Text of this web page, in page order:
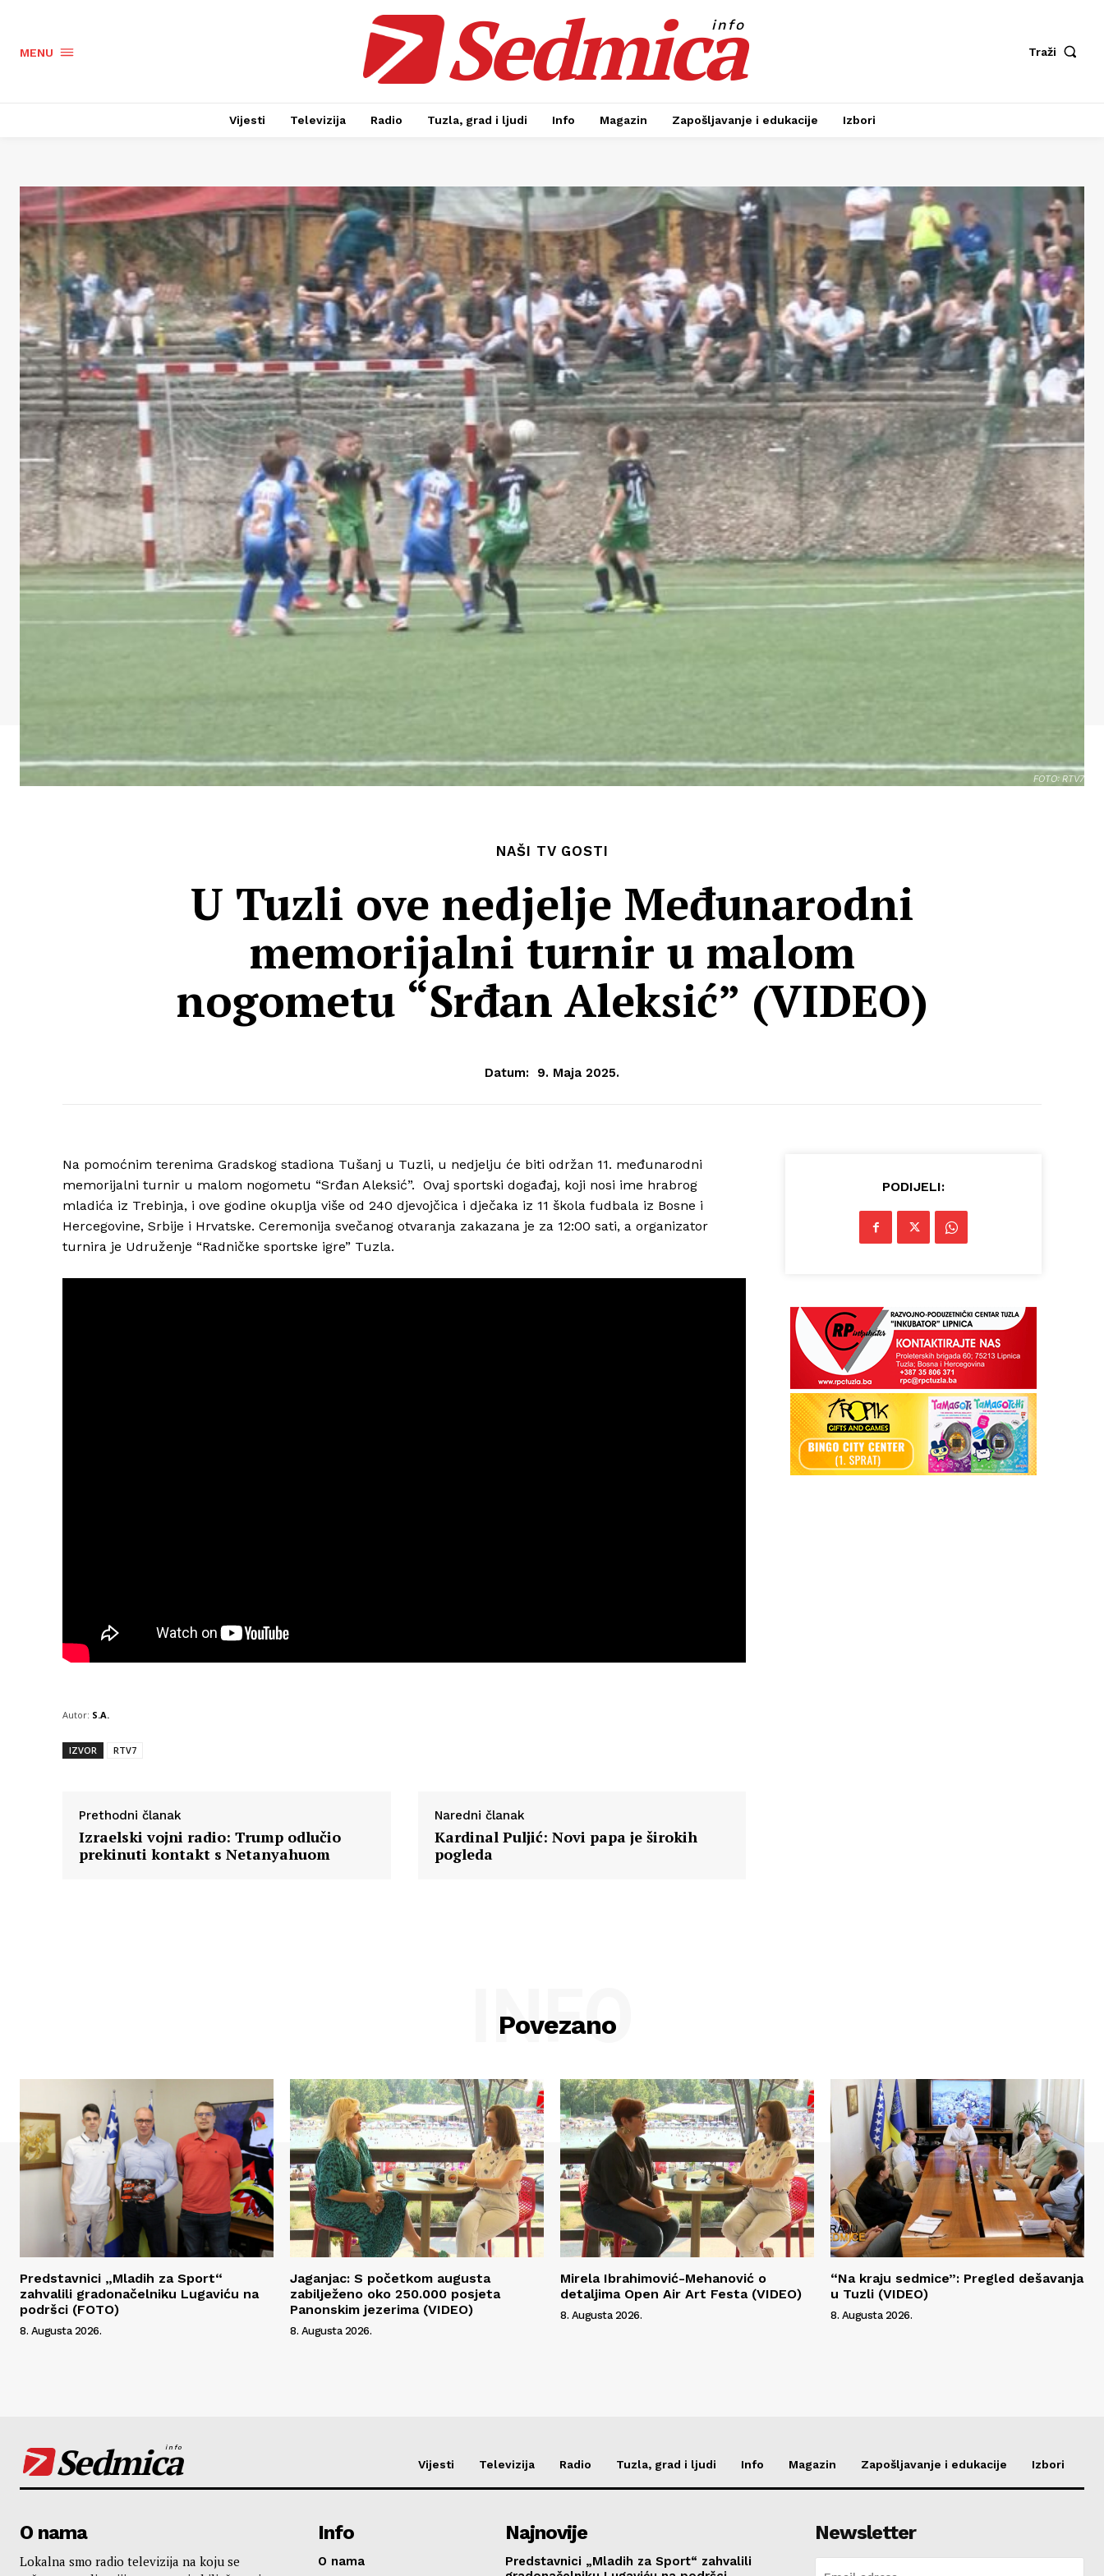
MENU Sedmica
info
Traži
Vijesti Televizija Radio Tuzla, grad i ljudi Info Magazin Zapošljavanje i edukacije Izbori
FOTO: RTV7
NAŠI TV GOSTI
U Tuzli ove nedjelje Međunarodni
memorijalni turnir u malom
nogometu “Srđan Aleksić” (VIDEO)
Datum: 9. Maja 2025.
Na pomoćnim terenima Gradskog stadiona Tušanj u Tuzli, u nedjelju će biti održan 11. međunarodni
memorijalni turnir u malom nogometu “Srđan Aleksić”. Ovaj sportski događaj, koji nosi ime hrabrog
mladića iz Trebinja, i ove godine okuplja više od 240 djevojčica i dječaka iz 11 škola fudbala iz Bosne i
Hercegovine, Srbije i Hrvatske. Ceremonija svečanog otvaranja zakazana je za 12:00 sati, a organizator
turnira je Udruženje “Radničke sportske igre” Tuzla.
Autor: S.A.
IZVOR RTV7
Prethodni članak
Izraelski vojni radio: Trump odlučio
prekinuti kontakt s Netanyahuom
Naredni članak
Kardinal Puljić: Novi papa je širokih
pogleda
PODIJELI:
Povezano
INFO
Predstavnici „Mladih za Sport“
zahvalili gradonačelniku Lugaviću na
podršci (FOTO)
8. Augusta 2026.
Jaganjac: S početkom augusta
zabilježeno oko 250.000 posjeta
Panonskim jezerima (VIDEO)
8. Augusta 2026.
Mirela Ibrahimović-Mehanović o
detaljima Open Air Art Festa (VIDEO)
8. Augusta 2026.
“Na kraju sedmice”: Pregled dešavanja
u Tuzli (VIDEO)
8. Augusta 2026.
Sedmica
info
Vijesti Televizija Radio Tuzla, grad i ljudi Info Magazin Zapošljavanje i edukacije Izbori
O nama
Lokalna smo radio televizija na koju se
Info
O nama
Najnovije
Predstavnici „Mladih za Sport“ zahvalili
Newsletter